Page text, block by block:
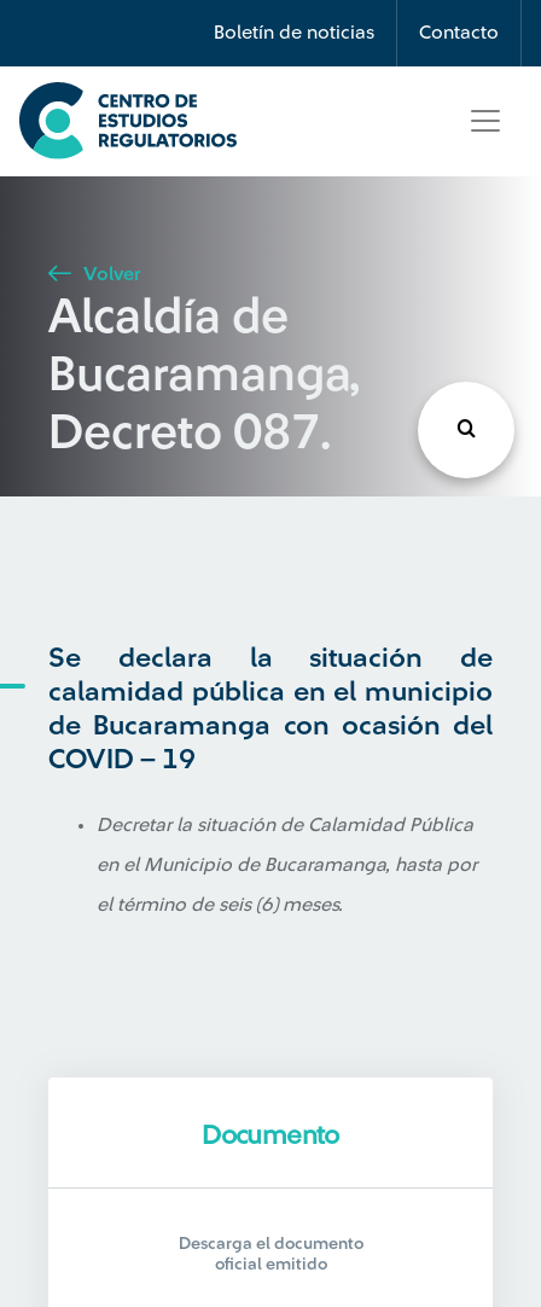
Boletín de noticias Contacto
Búsqueda
Seleccione país
Buscar
Volver
Alcaldía de
Bucaramanga,
Decreto 087.
Se declara la situación de
calamidad pública en el municipio
de Bucaramanga con ocasión del
COVID – 19
Decretar la situación de Calamidad Pública
en el Municipio de Bucaramanga, hasta por
el término de seis (6) meses.
Documento
Descarga el documento
oficial emitido